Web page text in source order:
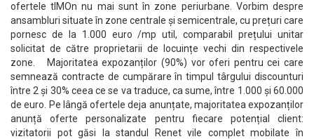
ofertele tIMOn nu mai sunt în zone periurbane. Vorbim despre
ansambluri situate în zone centrale și semicentrale, cu prețuri care
pornesc de la 1.000 euro /mp util, comparabil prețului unitar
solicitat de către proprietarii de locuințe vechi din respectivele
zone. Majoritatea expozanților (90%) vor oferi pentru cei care
semnează contracte de cumpărare în timpul târgului discounturi
între 2 și 30% ceea ce se va traduce, ca sume, între 1.000 și 60.000
de euro. Pe lângă ofertele deja anunțate, majoritatea expozanților
anunță oferte personalizate pentru fiecare potențial client:
vizitatorii pot găsi la standul Renet vile complet mobilate în